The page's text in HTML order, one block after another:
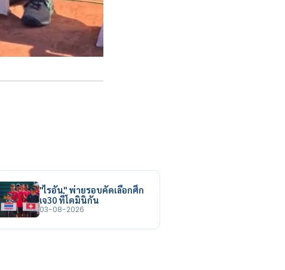
"ไรอัน" พ่ายรอบคัดเลือกศึก
เจ30 ที่โดมินิกัน
03-08-2026